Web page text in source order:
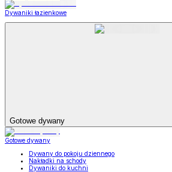
Dywaniki łazienkowe
Gotowe dywany
Gotowe dywany
Dywany do pokoju dziennego
Nakładki na schody
Dywaniki do kuchni